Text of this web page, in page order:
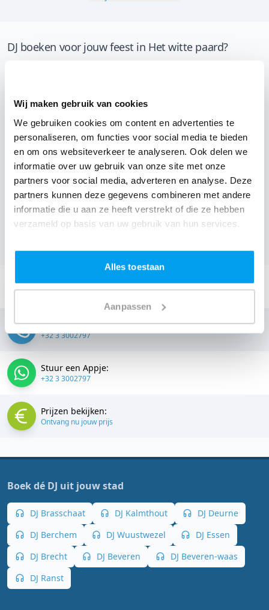
Wij maken gebruik van cookies
We gebruiken cookies om content en advertenties te
personaliseren, om functies voor social media te bieden
en om ons websiteverkeer te analyseren. Ook delen we
informatie over uw gebruik van onze site met onze
partners voor social media, adverteren en analyse. Deze
partners kunnen deze gegevens combineren met andere
informatie die u aan ze heeft verstrekt of die ze hebben
verzameld op basis van uw gebruik van hun services.
Alles toestaan
Aanpassen
DJ boeken voor jouw feest in Het witte paard?
een reserve DJ. Wij zorgen dat het goed komt. Maar
voordat je een DJ voor jouw feest gaat boeken, wil je
natuurlijk weten wat het kost.
EenDJ boeken uit Antwerpenwas nog nooit zo
makkelijk. Daarom kun je bij ons online de prijs
berekenen voor jouw feest. Ook kun je nu boeken of
een vrijblijvende offerte aanvragen. Boek de beste DJ uit
Kapellen en omgeving, en check dus nuonze prijzen
Stuur een email:
info@thedjcompany.be
Bellen:
+32 3 3002797
Stuur een Appje:
+32 3 3002797
Prijzen bekijken:
Ontvang nu jouw prijs
Boek dé DJ uit jouw stad
DJ Brasschaat DJ Kalmthout
DJ Deurne
DJ Berchem
DJ Wuustwezel
DJ Essen
DJ Brecht
DJ Beveren
DJ Beveren-waas
DJ Ranst